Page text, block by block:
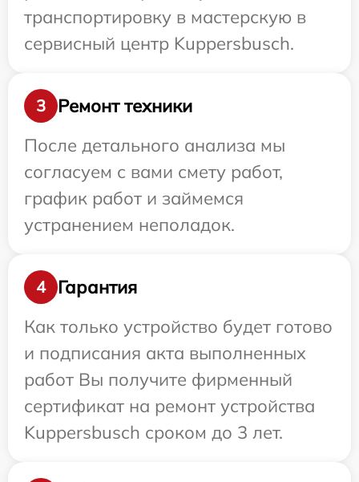
транспортировку в мастерскую в
сервисный центр Kuppersbusch.
3
Ремонт техники
После детального анализа мы
согласуем с вами смету работ,
график работ и займемся
устранением неполадок.
4
Гарантия
Как только устройство будет готово
и подписания акта выполненных
работ Вы получите фирменный
сертификат на ремонт устройства
Kuppersbusch сроком до 3 лет.